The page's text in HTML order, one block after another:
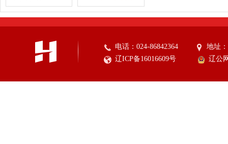
电话：024-86842364
地址
辽ICP备16016609号
辽公